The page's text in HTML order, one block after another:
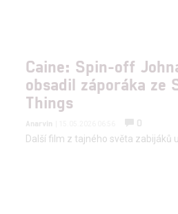
Caine: Spin-off
obsadil záporáka ze
Things
Anarvin
0
Další film z tajného světa zabijáků